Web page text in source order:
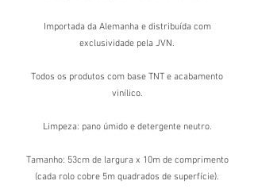
Importada da Alemanha e distribuída com
exclusividade pela JVN.
Todos os produtos com base TNT e acabamento
vinílico.
Limpeza: pano úmido e detergente neutro.
Tamanho: 53cm de largura x 10m de comprimento
(cada rolo cobre 5m quadrados de superfície).